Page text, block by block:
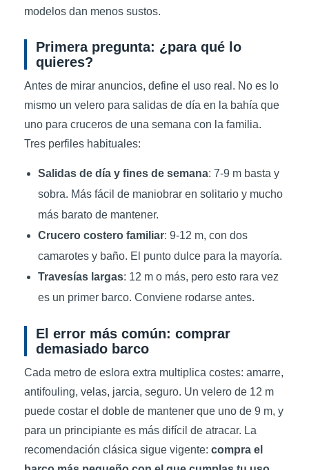
modelos dan menos sustos.
Primera pregunta: ¿para qué lo
quieres?
Antes de mirar anuncios, define el uso real. No es lo
mismo un velero para salidas de día en la bahía que
uno para cruceros de una semana con la familia.
Tres perfiles habituales:
Salidas de día y fines de semana: 7-9 m basta y
sobra. Más fácil de maniobrar en solitario y mucho
más barato de mantener.
Crucero costero familiar: 9-12 m, con dos
camarotes y baño. El punto dulce para la mayoría.
Travesías largas: 12 m o más, pero esto rara vez
es un primer barco. Conviene rodarse antes.
El error más común: comprar
demasiado barco
Cada metro de eslora extra multiplica costes: amarre,
antifouling, velas, jarcia, seguro. Un velero de 12 m
puede costar el doble de mantener que uno de 9 m, y
para un principiante es más difícil de atracar. La
recomendación clásica sigue vigente: compra el